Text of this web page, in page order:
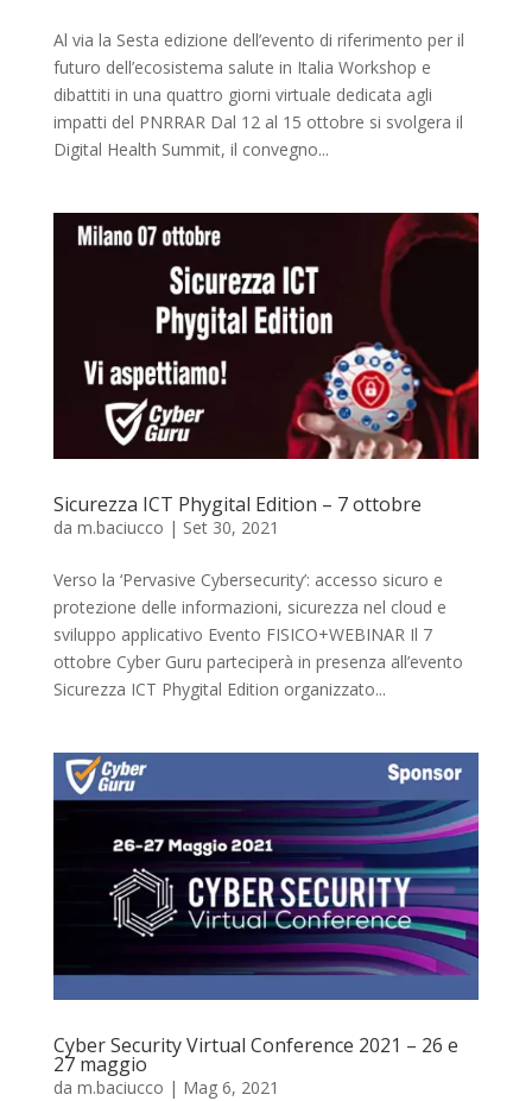
Al via la Sesta edizione dell’evento di riferimento per il
futuro dell’ecosistema salute in Italia Workshop e
dibattiti in una quattro giorni virtuale dedicata agli
impatti del PNRRAR Dal 12 al 15 ottobre si svolgera il
Digital Health Summit, il convegno...
Sicurezza ICT Phygital Edition – 7 ottobre
da m.baciucco | Set 30, 2021
Verso la ‘Pervasive Cybersecurity’: accesso sicuro e
protezione delle informazioni, sicurezza nel cloud e
sviluppo applicativo Evento FISICO+WEBINAR Il 7
ottobre Cyber Guru parteciperà in presenza all’evento
Sicurezza ICT Phygital Edition organizzato...
Cyber Security Virtual Conference 2021 – 26 e
27 maggio
da m.baciucco | Mag 6, 2021